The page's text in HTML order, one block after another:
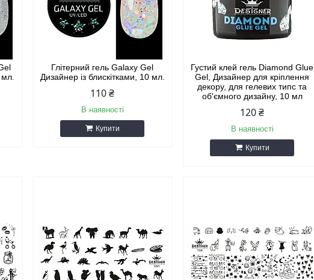
Глітерний гель Galaxy Gel
Дизайнер із блискітками, 10 мл.
110 ₴
В наявності
Купити
Густий клей гель Diamond Glue
Gel, Дизайнер для кріплення
декору, для гелевих типс та
об'ємного дизайну, 10 мл
120 ₴
В наявності
Купити